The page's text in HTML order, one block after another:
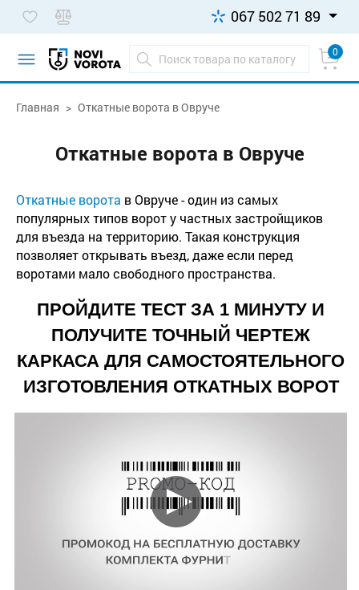
067 502 71 89
0
Главная Откатные ворота в Овруче
Откатные ворота в Овруче
Откатные ворота в Овруче - один из самых
популярных типов ворот у частных застройщиков
для въезда на территорию. Такая конструкция
позволяет открывать въезд, даже если перед
воротами мало свободного пространства.
ПРОЙДИТЕ ТЕСТ ЗА 1 МИНУТУ И
ПОЛУЧИТЕ ТОЧНЫЙ ЧЕРТЕЖ
КАРКАСА ДЛЯ САМОСТОЯТЕЛЬНОГО
ИЗГОТОВЛЕНИЯ ОТКАТНЫХ ВОРОТ